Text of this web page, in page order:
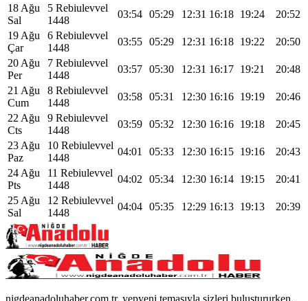
18 Ağu
Sal
5 Rebiulevvel
1448
03:54 05:29 12:31 16:18 19:24
20:52
19 Ağu
Çar
6 Rebiulevvel
1448
03:55 05:29 12:31 16:18 19:22
20:50
20 Ağu
Per
7 Rebiulevvel
1448
03:57 05:30 12:31 16:17 19:21
20:48
21 Ağu
Cum
8 Rebiulevvel
1448
03:58 05:31 12:30 16:16 19:19
20:46
22 Ağu
Cts
9 Rebiulevvel
1448
03:59 05:32 12:30 16:16 19:18
20:45
23 Ağu
Paz
10 Rebiulevvel
1448
04:01 05:33 12:30 16:15 19:16
20:43
24 Ağu
Pts
11 Rebiulevvel
1448
04:02 05:34 12:30 16:14 19:15
20:41
25 Ağu
Sal
12 Rebiulevvel
1448
04:04 05:35 12:29 16:13 19:13 20:39